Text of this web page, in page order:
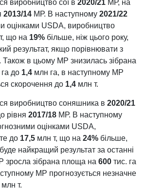
виробництво сої в 2020/21 МР, на
2013/14 МР. В наступному 2021/22
оцінками USDA, виробництво
що на 19% більше, ніж цього року,
результат, якщо порівнювати з
в цьому МР знизилась зібрана
га до 1,4 млн га, в наступному МР
скорочення до 1,4 млн т.
виробництво соняшника в 2020/21
рівня 2017/18 МР. В наступному
оцінками USDA,
до 17,5 млн т, що на 24% більше,
найкращий результат за останні
зросла зібрана площа на 600 тис. га
МР прогнозується незначне
млн т.